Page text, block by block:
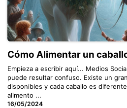
Cómo Alimentar un
Empieza a escribir aquí... Medios
puede resultar confuso. Existe un
disponibles y cada caballo es
alimento ...
16/05/2024